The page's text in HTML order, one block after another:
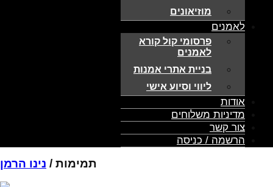
מוזיאונים
לאמנים
פרסומי קול קורא
לאמנים
בניית אתרי אמנות
ליווי וסיוע אישי
אודות
מדיניות משלוחים
צור קשר
הרשמה / כניסה
תמימות / נינו הרמן